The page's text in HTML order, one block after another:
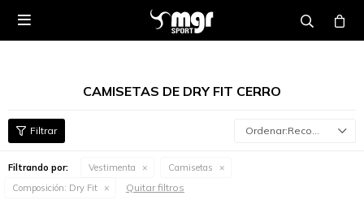

CAMISETAS DE DRY FIT CERRO
Recomendados
Filtrando por: Vestimenta
Camisetas
Composición: Dry Fit Quitar filtros